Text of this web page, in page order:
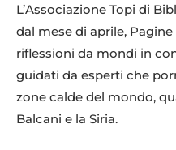
L’Associazione Topi di
dal mese di aprile,
riflessioni da mondi in
guidati da esperti che
zone calde del mondo,
Balcani e la Siria.